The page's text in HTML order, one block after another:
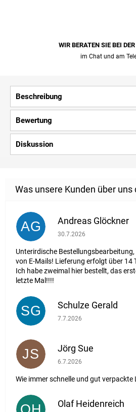
WIR BERATEN SIE BEI
im Chat und am
Beschreibung
Bewertung
Diskussion
AG Andreas Glöckner
Die Shop-Bewertung
30.7.2026
Unterirdische
von E-Mails! Lieferung erfolgt über 14
Ich habe zweimal hier bestellt, das
letzte Mal!!!!
SG Schulze Gerald
Die Shop-Bewertung
7.7.2026
JS Jörg Sue
Die Shop-Bewertung
6.7.2026
Wie immer schnelle und gut verpackte
Olaf Heidenreich